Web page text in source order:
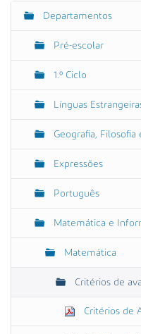
N
Departamentos
Pré-escolar
1.º Ciclo
Línguas
Geografia, Filosofia
Expressões
Português
Matemática e
Matemática
Critérios de
Critérios de